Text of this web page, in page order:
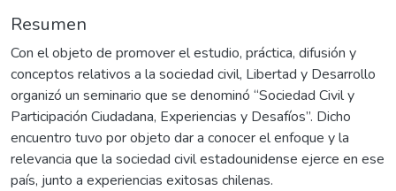
Resumen
Con el objeto de promover el estudio, práctica, difusión y
conceptos relativos a la sociedad civil, Libertad y Desarrollo
organizó un seminario que se denominó “Sociedad Civil y
Participación Ciudadana, Experiencias y Desafíos”. Dicho
encuentro tuvo por objeto dar a conocer el enfoque y la
relevancia que la sociedad civil estadounidense ejerce en ese
país, junto a experiencias exitosas chilenas.